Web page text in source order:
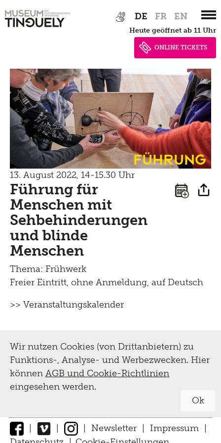
Hauptnavigation
to
DE FR EN
heute geöffnet ab 11 Uhr
ONLINE TICKETS
Architektur
Ausstellungen
Übersicht
Archiv
Veranstaltungen
Archiv
Vermittlung,
Führungen,
Workshops
Führungen
für Schulen
für Kinder und Familien
Tutorials
Sommerferien Workshop
Tinguely, Sammlung
Biografie
Sammlung
Bibliothek Dokumentation
Restaurierung
Schauatelier
Digital
Multimediaguide
Radio Tinguely
Pressematerial
Inklusiv
Führung
13. August 2022, 14-15.30 Uhr
Führung für
Menschen mit
Sehbehinderungen
und blinde
Menschen
Thema: Frühwerk
Freier Eintritt, ohne Anmeldung, auf Deutsch
>> Veranstaltungskalender
Wir nutzen Cookies (von Drittanbietern) zu
Funktions-, Analyse- und Werbezwecken. Hier
können AGB und Cookie-Richtlinien
eingesehen werden.
Ok
| | | Newsletter | Impressum |